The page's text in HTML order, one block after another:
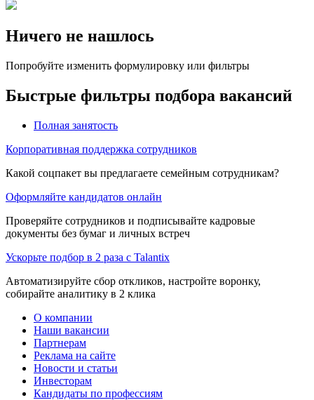
Ничего не нашлось
Попробуйте изменить формулировку или фильтры
Быстрые фильтры подбора вакансий
Полная занятость
Корпоративная поддержка сотрудников
Какой соцпакет вы предлагаете семейным сотрудникам?
Оформляйте кандидатов онлайн
Проверяйте сотрудников и подписывайте кадровые
документы без бумаг и личных встреч
Ускорьте подбор в 2 раза с Talantix
Автоматизируйте сбор откликов, настройте воронку,
собирайте аналитику в 2 клика
О компании
Наши вакансии
Партнерам
Реклама на сайте
Новости и статьи
Инвесторам
Кандидаты по профессиям